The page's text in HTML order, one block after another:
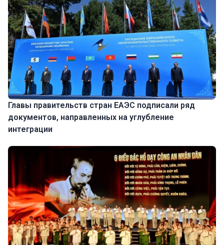
Главы правительств стран ЕАЭС подписали ряд
документов, направленных на углубление
интеграции